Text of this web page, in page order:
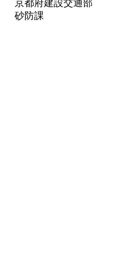
京都府建設交通部
砂防課